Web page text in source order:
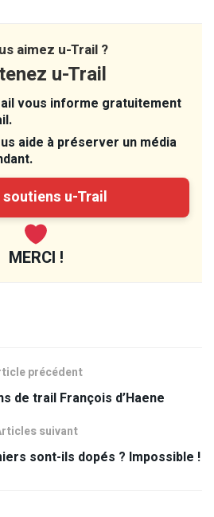
aimez u-Trail ?
u-Trail
vous informe gratuitement
aide à préserver un média
soutiens u-Trail
MERCI !
précédent
de trail François d’Haene
suivant
sont-ils dopés ? Impossible !